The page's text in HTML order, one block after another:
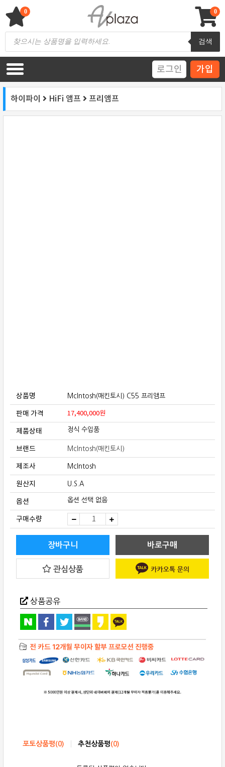
content
AV 플라자
하이파이 / 홈씨어터 전문 쇼핑몰
Products
search
검색
0
0
로그인 가입
하이파이 HiFi 앰프 프리앰프
상품명 McIntosh(매킨토시) C55 프리앰프
판매 가격 17,400,000원
제품상태 정식 수입품
브랜드 McIntosh(매킨토시)
제조사 McIntosh
원산지 U.S.A
옵션 옵션 선택 없음
구매수량
McIntosh(매
토
시)
C55
리
프
quantity
장바구니 바로구매
관심상품
상품공유
포토상품평(0) 추천상품평(0)